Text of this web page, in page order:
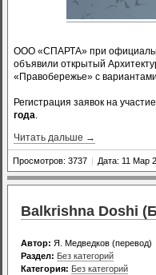
ООО «СПАРТА» при
объявили открытый
«Правобережье» с
Регистрация заявок на
года.
Читать дальше →
Просмотров: 3737 | Дата: 11 Мар
Balkrishna Doshi
Автор: Я. Медведков (перевод)
Раздел: Без категорий
Категория: Без категорий